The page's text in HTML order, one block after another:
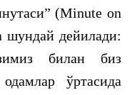
(Minute on
шундай дейилади:
билан биз
ўртасида